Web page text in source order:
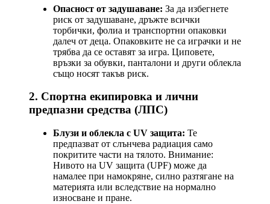
Опасност от задушаване: За да избегнете
риск от задушаване, дръжте всички
торбички, фолиа и транспортни опаковки
далеч от деца. Опаковките не са играчки и не
трябва да се оставят за игра. Циповете,
връзки за обувки, панталони и други облекла
също носят такъв риск.
2. Спортна екипировка и лични
предпазни средства (ЛПС)
Блузи и облекла с UV защита: Те
предпазват от слънчева радиация само
покритите части на тялото. Внимание:
Нивото на UV защита (UPF) може да
намалее при намокряне, силно разтягане на
материята или вследствие на нормално
износване и пране.